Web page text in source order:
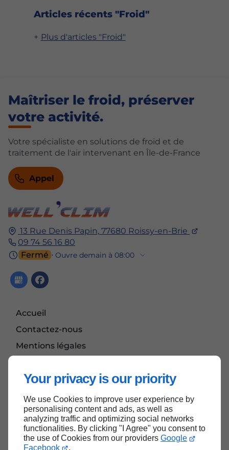
Your privacy is our priority
We use Cookies to improve user experience by
personalising content and ads, as well as
analyzing traffic and optimizing social networks
functionalities. By clicking "I Agree" you consent to
the use of Cookies from our providers Google
Facebook
.
Articles récents "Froid"
Plus d'articles "Froid"
13 Rue Denis Papin, 77680 Roissy-en-Brie
09 74 56 16 80
Fermé ⋅ Ouvre demain à 08:00
Accueil
Contactez-nous
Mentions légales
Maîtriser le froid, préserver
votre activité.
Votre spécialiste en solutions de froid et de
traitement de l'air intervenant en Île-de-France
Appel
Haut de page